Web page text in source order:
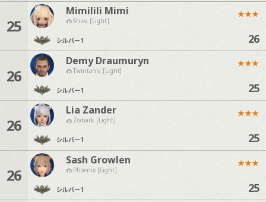
25
Mimilili Mimi
Shiva [Light]
シルバー1
★★★
26
26
Demy Draumuryn
Twintania [Light]
シルバー1
★★★
25
26
Lia Zander
Zodiark [Light]
シルバー1
★★★
25
26
Sash Growlen
Phoenix [Light]
シルバー1
★★★
25